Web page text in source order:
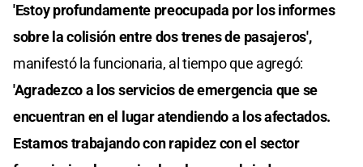
'Estoy profundamente preocupada por los informes
sobre la colisión entre dos trenes de pasajeros',
manifestó la funcionaria, al tiempo que agregó:
'Agradezco a los servicios de emergencia que se
encuentran en el lugar atendiendo a los afectados.
Estamos trabajando con rapidez con el sector